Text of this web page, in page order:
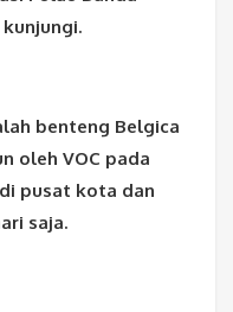
benteng Belgica
oleh VOC pada
pusat kota dan
saja.